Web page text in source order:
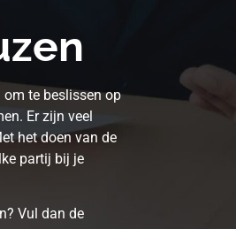
te beslissen op
Er zijn veel
het doen van de
partij bij je
Vul dan de